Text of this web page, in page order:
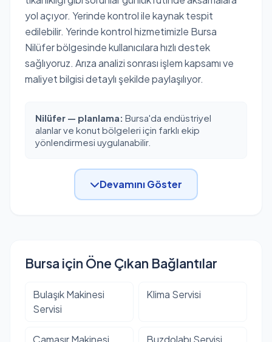
yol açıyor. Yerinde kontrol ile kaynak tespit
edilebilir. Yerinde kontrol hizmetimizle Bursa
Nilüfer bölgesinde kullanıcılara hızlı destek
sağlıyoruz. Arıza analizi sonrası işlem kapsamı ve
maliyet bilgisi detaylı şekilde paylaşılıyor.
Nilüfer — planlama: Bursa'da endüstriyel
alanlar ve konut bölgeleri için farklı ekip
yönlendirmesi uygulanabilir.
Devamını Göster
Bursa için Öne Çıkan Bağlantılar
Bulaşık Makinesi
Servisi
Klima Servisi
Çamaşır Makinesi Buzdolabı Servisi